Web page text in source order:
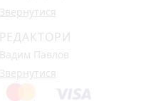
Звернутися
РЕДАКТОРИ
Вадим Павлов
Звернутися